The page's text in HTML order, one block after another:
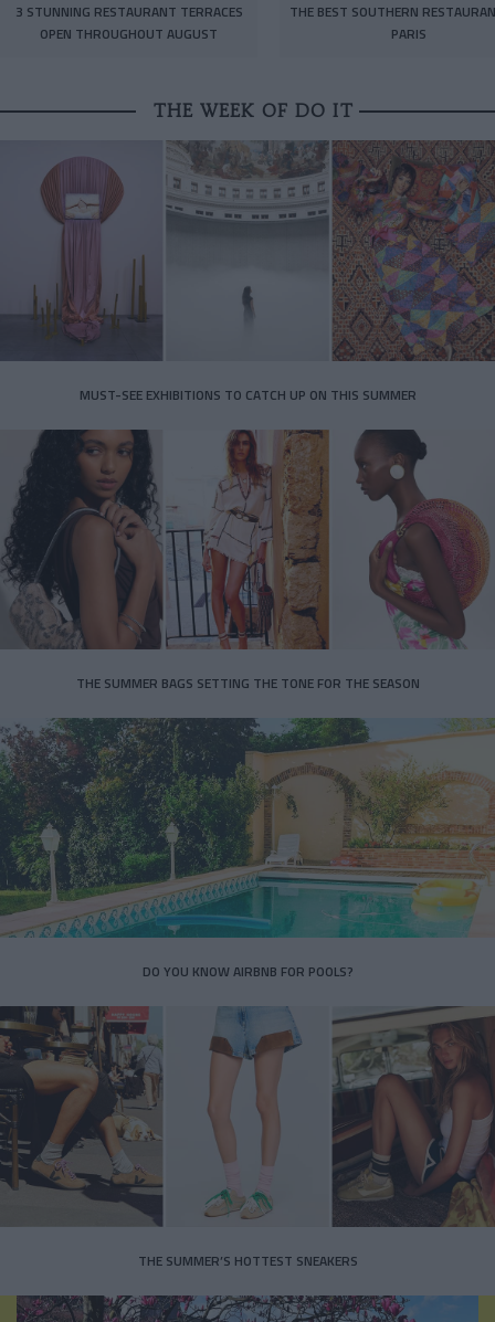
3 STUNNING RESTAURANT TERRACES
OPEN THROUGHOUT AUGUST
THE BEST SOUTHERN
PARIS
THE WEEK OF DO IT
MUST-SEE EXHIBITIONS TO CATCH UP ON THIS SUMMER
THE SUMMER BAGS SETTING THE TONE FOR THE SEASON
DO YOU KNOW AIRBNB FOR POOLS?
THE SUMMER’S HOTTEST SNEAKERS